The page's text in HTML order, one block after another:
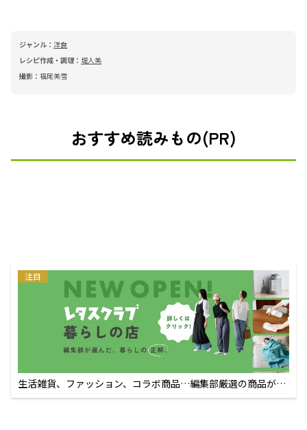
ジャンル： 洋食
レシピ作成・調理： 堤人美
撮影： 福尾美雪
おすすめ読みもの(PR)
注目
生活雑貨、ファッション、コラボ商品…編集部厳選の商品が買
えるECサイト